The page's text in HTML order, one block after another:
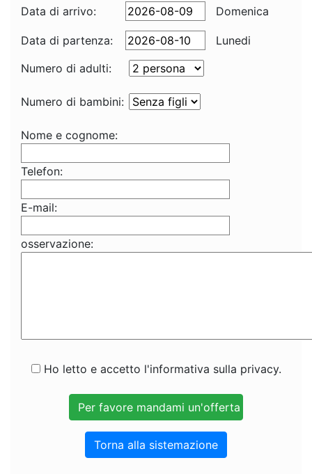
Data di arrivo: Domenica
Data di partenza:
Lunedi
Numero di adulti:
Numero di bambini:
Nome e cognome:
Telefon:
E-mail:
osservazione:
Ho letto e accetto l'informativa sulla privacy.
Torna alla sistemazione